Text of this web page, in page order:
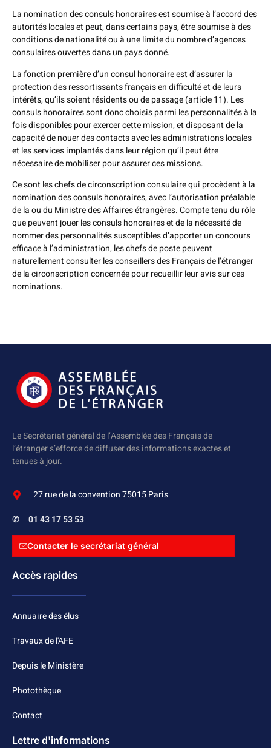
La nomination des consuls honoraires est soumise à l’accord des
autorités locales et peut, dans certains pays, être soumise à des
conditions de nationalité ou à une limite du nombre d’agences
consulaires ouvertes dans un pays donné.
La fonction première d’un consul honoraire est d’assurer la
protection des ressortissants français en difficulté et de leurs
intérêts, qu’ils soient résidents ou de passage (article 11). Les
consuls honoraires sont donc choisis parmi les personnalités à la
fois disponibles pour exercer cette mission, et disposant de la
capacité de nouer des contacts avec les administrations locales
et les services implantés dans leur région qu’il peut être
nécessaire de mobiliser pour assurer ces missions.
Ce sont les chefs de circonscription consulaire qui procèdent à la
nomination des consuls honoraires, avec l’autorisation préalable
de la ou du Ministre des Affaires étrangères. Compte tenu du rôle
que peuvent jouer les consuls honoraires et de la nécessité de
nommer des personnalités susceptibles d’apporter un concours
efficace à l’administration, les chefs de poste peuvent
naturellement consulter les conseillers des Français de l’étranger
de la circonscription concernée pour recueillir leur avis sur ces
nominations.
Le Secrétariat général de l’Assemblée des Français de
l’étranger s’efforce de diffuser des informations exactes et
tenues à jour.
27 rue de la convention 75015 Paris
✆ 01 43 17 53 53
Contacter le secrétariat général
Accès rapides
Annuaire des élus
Travaux de l'AFE
Depuis le Ministère
Photothèque
Contact
Lettre d'informations